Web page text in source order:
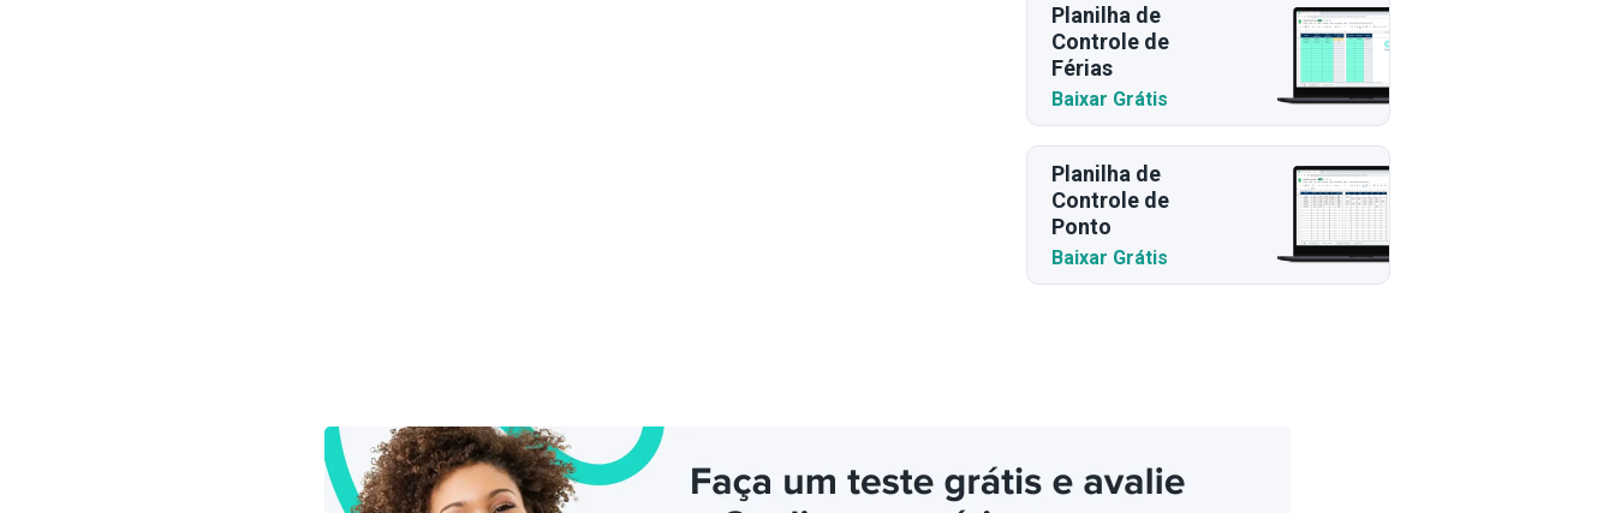
Planilha de
Controle de
Férias
Baixar Grátis
Planilha de
Controle de
Ponto
Baixar Grátis